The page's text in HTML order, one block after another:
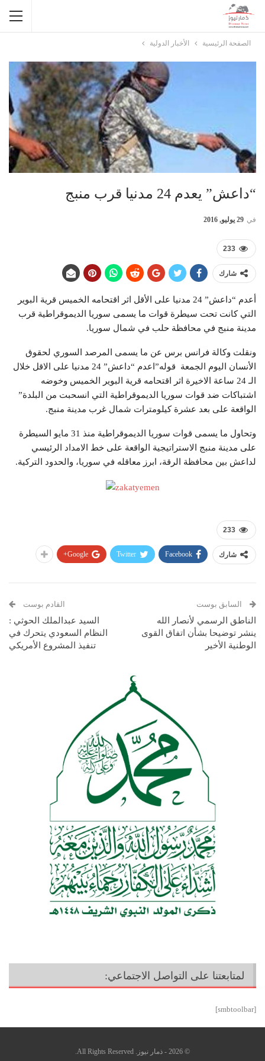
الصفحة الرئيسية الأخبار الدولية
“داعش” يعدم 24 مدنيا قرب منبج
في 29 يوليو, 2016
233
شارك
أعدم “داعش” 24 مدنيا على الأقل اثر اقتحامه الخميس قرية البوير
التي كانت تحت سيطرة قوات ما يسمى سوريا الديموقراطية قرب
مدينة منبج في محافظة حلب في شمال سوريا.
ونقلت وكالة فرانس برس عن ما يسمى المرصد السوري لحقوق
الأنسان اليوم الجمعة قوله”اعدم “داعش” 24 مدنيا على الاقل خلال
الـ 24 ساعة الاخيرة اثر اقتحامه قرية البوير الخميس وخوضه
اشتباكات ضد قوات سوريا الديموقراطية التي انسحبت من البلدة”
الواقعة على بعد عشرة كيلومترات شمال غرب مدينة منبج.
وتحاول ما يسمى قوات سوريا الديموقراطية منذ 31 مايو السيطرة
على مدينة منبج الاستراتيجية الواقعة على خط الامداد الرئيسي
لداعش بين محافظة الرقة، ابرز معاقله في سوريا، والحدود التركية.
233
شارك Facebook
Twitter
Google+
السابق بوست
الناطق الرسمي لأنصار الله
ينشر توضيحا بشأن اتفاق القوى
الوطنية الأخير
القادم بوست
السيد عبدالملك الحوثي :
النظام السعودي يتحرك في
تنفيذ المشروع الأمريكي
لمتابعتنا على التواصل الاجتماعي:
[smbtoolbar]
© 2026 - ذمار نيوز. All Rights Reserved.